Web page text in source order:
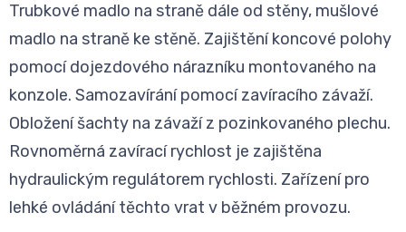
Trubkové madlo na straně dále od stěny, mušlové
madlo na straně ke stěně. Zajištění koncové polohy
pomocí dojezdového nárazníku montovaného na
konzole. Samozavírání pomocí zavíracího závaží.
Obložení šachty na závaží z pozinkovaného plechu.
Rovnoměrná zavírací rychlost je zajištěna
hydraulickým regulátorem rychlosti. Zařízení pro
lehké ovládání těchto vrat v běžném provozu.